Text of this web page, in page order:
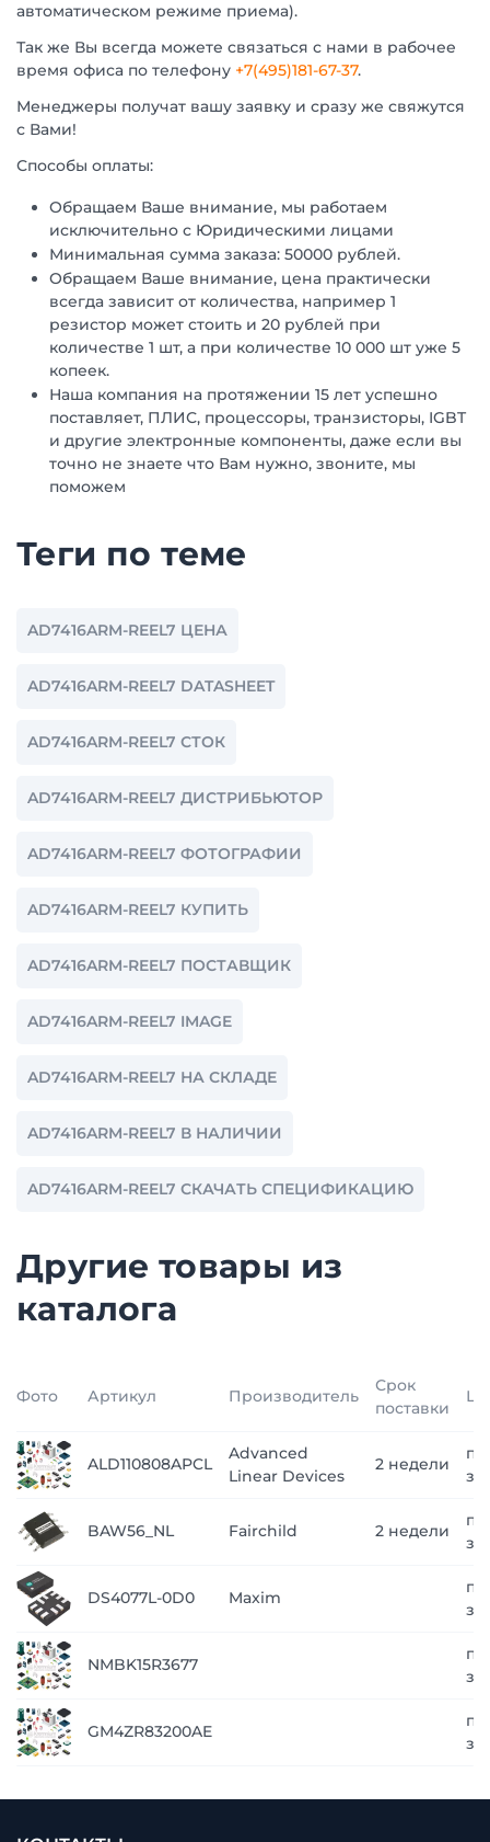
автоматическом режиме приема).
Так же Вы всегда можете связаться с нами в рабочее
время офиса по телефону +7(495)181-67-37.
Менеджеры получат вашу заявку и сразу же свяжутся
с Вами!
Способы оплаты:
Обращаем Ваше внимание, мы работаем
исключительно с Юридическими лицами
Минимальная сумма заказа: 50000 рублей.
Обращаем Ваше внимание, цена практически
всегда зависит от количества, например 1
резистор может стоить и 20 рублей при
количестве 1 шт, а при количестве 10 000 шт уже 5
копеек.
Наша компания на протяжении 15 лет успешно
поставляет, ПЛИС, процессоры, транзисторы, IGBT
и другие электронные компоненты, даже если вы
точно не знаете что Вам нужно, звоните, мы
поможем
Теги по теме
AD7416ARM-REEL7 ЦЕНА
AD7416ARM-REEL7 DATASHEET
AD7416ARM-REEL7 СТОК
AD7416ARM-REEL7 ДИСТРИБЬЮТОР
AD7416ARM-REEL7 ФОТОГРАФИИ
AD7416ARM-REEL7 КУПИТЬ
AD7416ARM-REEL7 ПОСТАВЩИК
AD7416ARM-REEL7 IMAGE
AD7416ARM-REEL7 НА СКЛАДЕ
AD7416ARM-REEL7 В НАЛИЧИИ
AD7416ARM-REEL7 СКАЧАТЬ СПЕЦИФИКАЦИЮ
Другие товары из
каталога
Фото Артикул Производитель
Срок
поставки
ALD110808APCL
Advanced
Linear Devices
2 недели
по
BAW56_NL Fairchild 2 недели
по
DS4077L-0D0 Maxim
по
NMBK15R3677
по
GM4ZR83200AE
по